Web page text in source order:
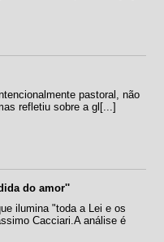
pastoral, não
refletiu sobre a gl[...]
do amor''
ilumina "toda a Lei e os
Cacciari.A análise é